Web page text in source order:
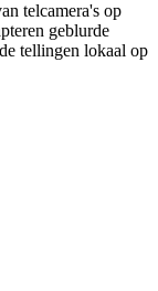
telcamera's op
geblurde
tellingen lokaal op